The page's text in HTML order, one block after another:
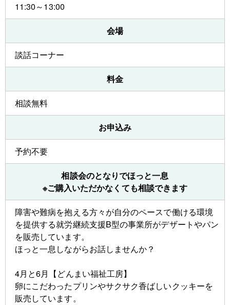
11:30～13:00
会場
談話コーナー
料金
相談無料
お申込み
予約不要
相談会のとなりでほっと一息
※ご購入いただかなくても相談できます
障害や難病を抱える方々が自分のペースで働ける環境
を提供する就労継続支援B型の事業所がデザートやパン
を販売しています。
ほっと一息しながらお話しませんか？
4月と6月【どんまい福祉工房】
卵にこだわったプリンやサクサク香ばしいクッキーを
販売しています。